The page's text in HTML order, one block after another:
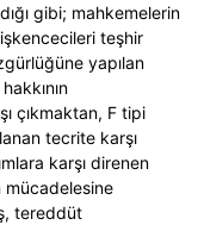
gibi; mahkemelerin
teşhir
yapılan
çıkmaktan, F tipi
tecrite karşı
karşı direnen
mücadelesine
tereddüt